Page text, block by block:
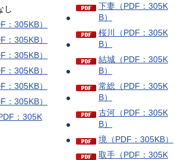
し
：305KB）
：305KB）
：305KB）
：305KB）
：305KB）
：305KB）
：305K
下妻（PDF：305K
B）
桜川（PDF：305K
B）
結城（PDF：305K
B）
常総（PDF：305K
B）
古河（PDF：305K
B）
境（PDF：305KB）
取手（PDF：305K